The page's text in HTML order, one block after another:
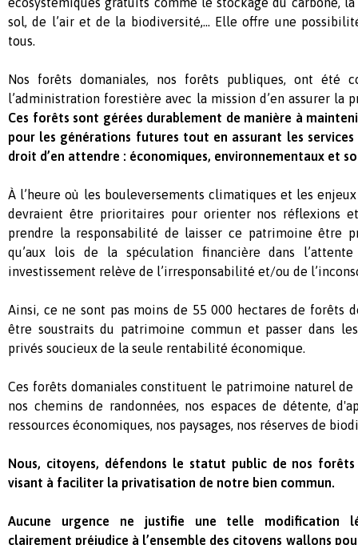
sol, de l’air et de la biodiversité,… Elle offre une
tous.
Nos forêts domaniales, nos forêts publiques, ont été
l’administration forestière avec la mission d’en assurer la
Ces forêts sont gérées durablement de manière à
pour les générations futures tout en assurant les
droit d’en attendre : économiques, environnementaux et
À l’heure où les bouleversements climatiques et les
devraient être prioritaires pour orienter nos réflexions
prendre la responsabilité de laisser ce patrimoine être
qu’aux lois de la spéculation financière dans
investissement relève de l’irresponsabilité et/ou de
Ainsi, ce ne sont pas moins de 55 000 hectares de forêts
être soustraits du patrimoine commun et passer dans
privés soucieux de la seule rentabilité économique.
Ces forêts domaniales constituent le patrimoine naturel de
nos chemins de randonnées, nos espaces de détente,
ressources économiques, nos paysages, nos réserves de
Nous, citoyens, défendons le statut public de nos
visant à faciliter la privatisation de notre bien commun.
Aucune urgence ne justifie une telle modification
clairement préjudice à l’ensemble des citoyens wallons